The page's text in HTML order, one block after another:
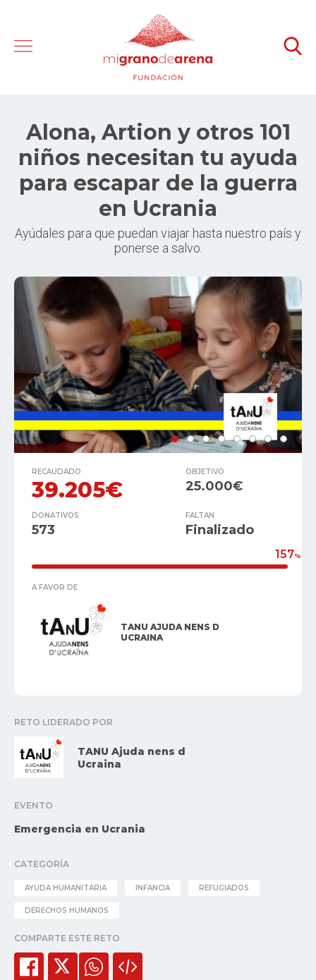
Alona, Artion y otros 101
niños necesitan tu ayuda
para escapar de la guerra
en Ucrania
Ayúdales para que puedan viajar hasta nuestro país y
ponerse a salvo.
RECAUDADO
39.205€
OBJETIVO
25.000€
DONATIVOS
573
FALTAN
Finalizado
157%
A FAVOR DE
TANU AJUDA NENS D
UCRAINA
RETO LIDERADO POR
TANU Ajuda nens d
Ucraina
EVENTO
Emergencia en Ucrania
CATEGORÍA
AYUDA HUMANITARIA INFANCIA REFUGIADOS
DERECHOS HUMANOS
COMPARTE ESTE RETO